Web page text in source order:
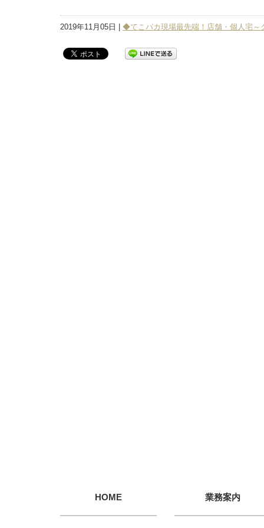
2019年11月05日 | ◆てこパカ現場最先端！店舗・個人宅～
HOME 業務案内